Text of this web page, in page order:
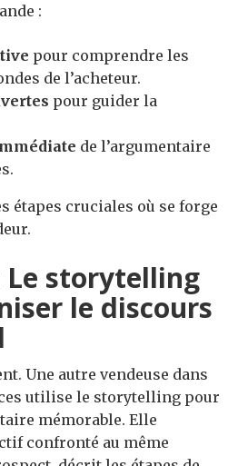
:
pour comprendre les
de l’acheteur.
pour guider la
de l’argumentaire
étapes cruciales où se forge
Le storytelling
le discours
Une autre vendeuse dans
utilise le storytelling pour
mémorable. Elle
confronté au même